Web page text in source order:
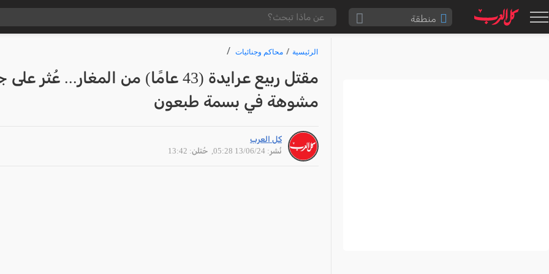
منطقة
الرئيسية محاكم وجنائيات
مقتل ربيع عرايدة (43 عامًا) من المغار... عُثر
مشوهة في بسمة طبعون
كل العرب
نُشر: 13/06/24 05:28
, حُتلن: 13:42